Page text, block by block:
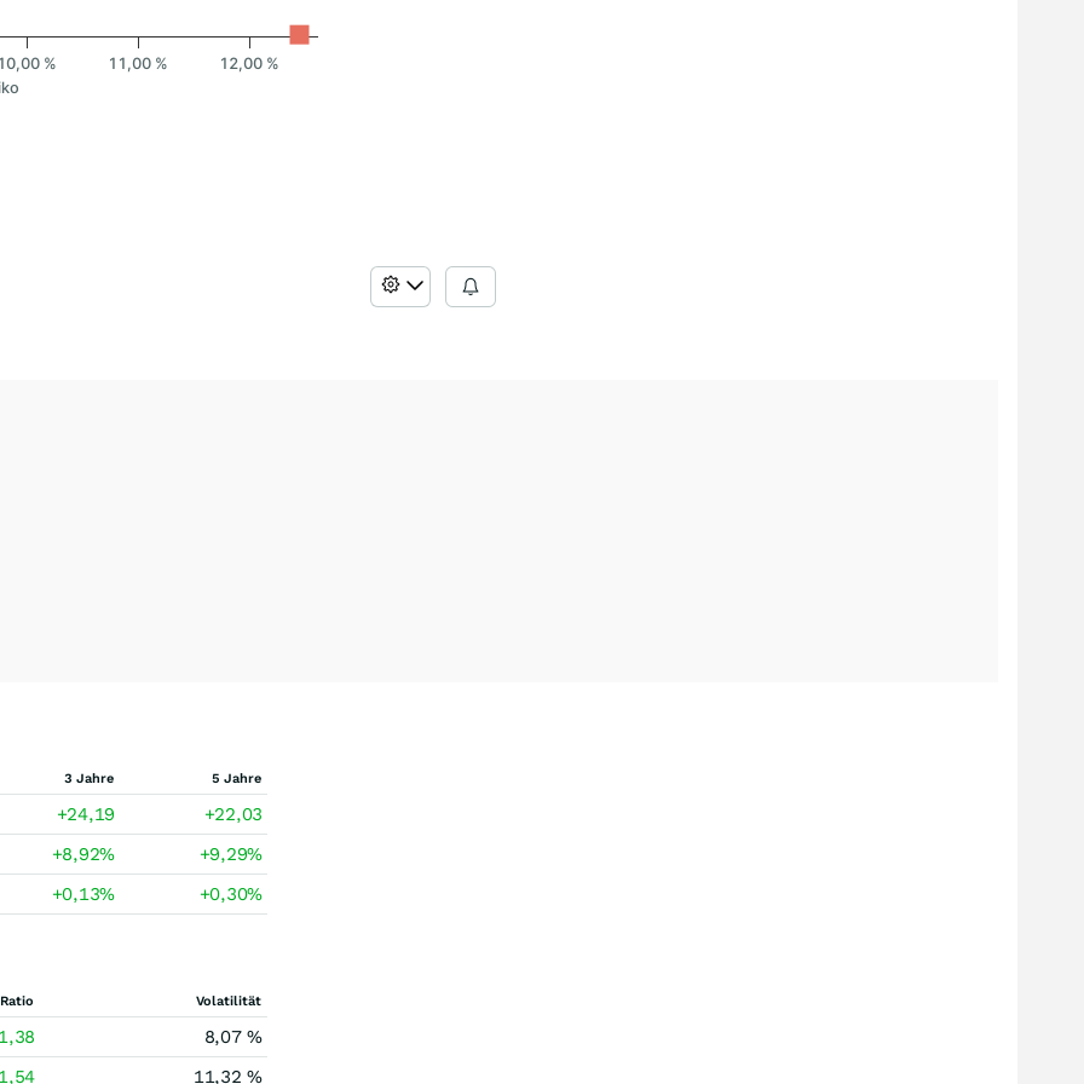
10,00 % 11,00 % 12,00 %
3 Jahre 5 Jahre
+24,19
+22,03
+8,92% +9,29%
+0,13% +0,30%
Volatilität
8,07 %
11,32 %